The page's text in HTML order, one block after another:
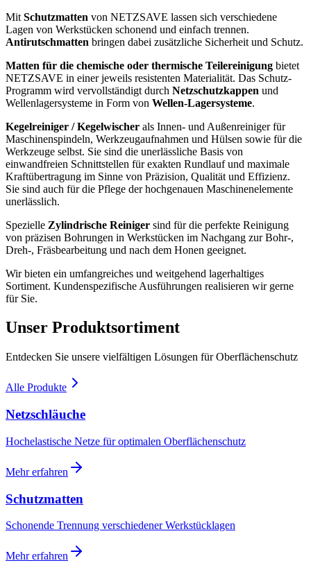
Mit Schutzmatten von NETZSAVE lassen sich verschiedene
Lagen von Werkstücken schonend und einfach trennen.
Antirutschmatten bringen dabei zusätzliche Sicherheit und Schutz.
Matten für die chemische oder thermische Teilereinigung bietet
NETZSAVE in einer jeweils resistenten Materialität. Das Schutz-
Programm wird vervollständigt durch Netzschutzkappen und
Wellenlagersysteme in Form von Wellen-Lagersysteme.
Kegelreiniger / Kegelwischer als Innen- und Außenreiniger für
Maschinenspindeln, Werkzeugaufnahmen und Hülsen sowie für die
Werkzeuge selbst. Sie sind die unerlässliche Basis von
einwandfreien Schnittstellen für exakten Rundlauf und maximale
Kraftübertragung im Sinne von Präzision, Qualität und Effizienz.
Sie sind auch für die Pflege der hochgenauen Maschinenelemente
unerlässlich.
Spezielle Zylindrische Reiniger sind für die perfekte Reinigung
von präzisen Bohrungen in Werkstücken im Nachgang zur Bohr-,
Dreh-, Fräsbearbeitung und nach dem Honen geeignet.
Wir bieten ein umfangreiches und weitgehend lagerhaltiges
Sortiment. Kundenspezifische Ausführungen realisieren wir gerne
für Sie.
Unser Produktsortiment
Entdecken Sie unsere vielfältigen Lösungen für Oberflächenschutz
Alle Produkte
Netzschläuche
Hochelastische Netze für optimalen Oberflächenschutz
Mehr erfahren
Schutzmatten
Schonende Trennung verschiedener Werkstücklagen
Mehr erfahren